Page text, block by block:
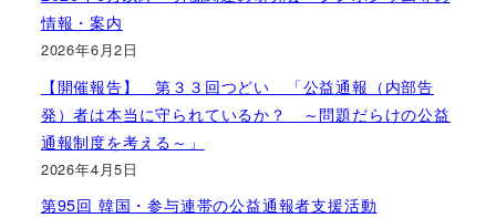
情報・案内
2026年6月2日
【開催報告】 第３３回つどい 「公益通報（内部告
発）者は本当に守られているか？ ～問題だらけの公益
通報制度を考える～」
2026年4月5日
第95回 韓国・参与連帯の公益通報者支援活動